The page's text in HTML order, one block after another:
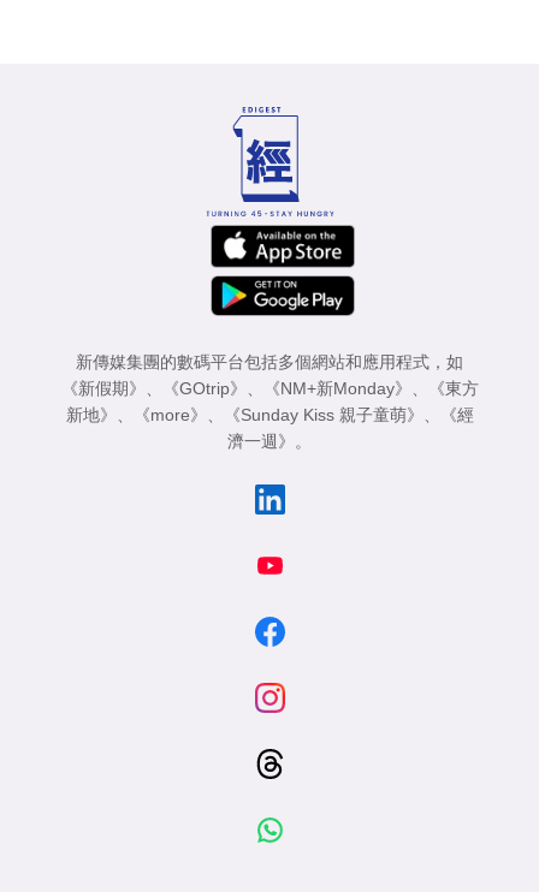
新傳媒集團的數碼平台包括多個網站和應用程式，如
《新假期》 、 《GOtrip》 、 《NM+新Monday》 、
《東方
新地》 、 《more》 、 《Sunday Kiss 親子童萌》 、
《經
濟一週》 。